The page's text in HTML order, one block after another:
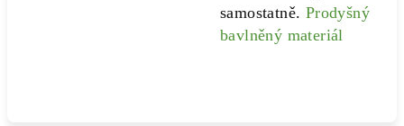
samostatně. Prodyšný
bavlněný materiál